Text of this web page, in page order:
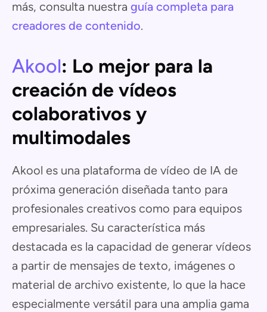
más, consulta nuestra guía completa para
creadores de contenido.
Akool: Lo mejor para la
creación de vídeos
colaborativos y
multimodales
Akool es una plataforma de vídeo de IA de
próxima generación diseñada tanto para
profesionales creativos como para equipos
empresariales. Su característica más
destacada es la capacidad de generar vídeos
a partir de mensajes de texto, imágenes o
material de archivo existente, lo que la hace
especialmente versátil para una amplia gama